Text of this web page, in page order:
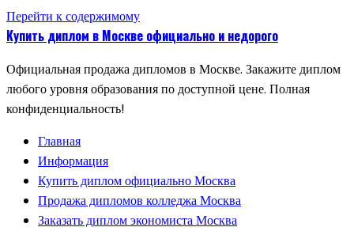
Перейти к содержимому
Купить диплом в Москве официально и недорого
Официальная продажа дипломов в Москве. Закажите диплом
любого уровня образования по доступной цене. Полная
конфиденциальность!
Главная
Информация
Купить диплом официально Москва
Продажа дипломов колледжа Москва
Заказать диплом экономиста Москва